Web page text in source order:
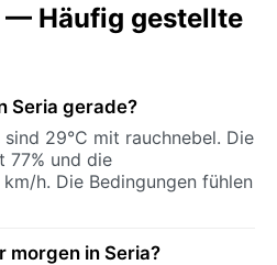
— Häufig gestellte
Seria gerade?
sind 29°C mit rauchnebel. Die
77% und die
h. Die Bedingungen fühlen
morgen in Seria?